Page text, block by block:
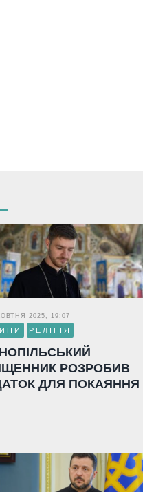
2025, 19:07
РЕЛІГІЯ
РОЗРОБИВ
ДЛЯ ПОКАЯННЯ